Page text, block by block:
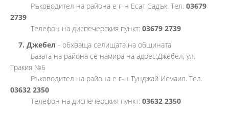
Ръководител на района е г-н Есат Садък. Тел. 03679
2739
Телефон на диспечерския пункт: 03679 2739
7. Джебел - обхваща селищата на общината
Базата на района се намира на адрес:Джебел, ул.
Тракия №6
Ръководител на района е г-н Тунджай Исмаил. Тел.
03632 2350
Телефон на диспечерския пункт: 03632 2350